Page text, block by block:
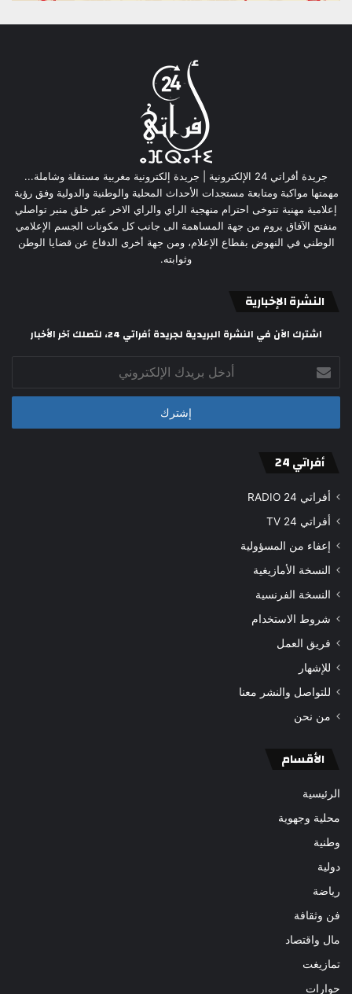
جريدة أفراتي 24 الإلكترونية | جريدة إلكترونية مغربية مستقلة وشاملة...
مهمتها مواكبة ومتابعة مستجدات الأحداث المحلية والوطنية والدولية وفق رؤية
إعلامية مهنية تتوخى احترام منهجية الراي والراي الاخر عبر خلق منبر تواصلي
منفتح الآفاق يروم من جهة المساهمة الى جانب كل مكونات الجسم الإعلامي
الوطني في النهوض بقطاع الإعلام، ومن جهة أخرى الدفاع عن قضايا الوطن
وثوابته.
النشرة الإخبارية
اشترك الآن في النشرة البريدية لجريدة أفراتي 24، لتصلك آخر الأخبار
بريدك
الإلكتروني
أفراتي 24
أفراتي 24 RADIO
أفراتي 24 TV
إعفاء من المسؤولية
النسخة الأمازيغية
النسخة الفرنسية
شروط الاستخدام
فريق العمل
للإشهار
للتواصل والنشر معنا
من نحن
الأقسام
الرئيسية
محلية وجهوية
وطنية
دولية
رياضة
فن وثقافة
مال واقتصاد
تمازيغت
حوارات